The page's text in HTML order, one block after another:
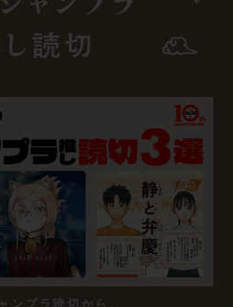
ンプラ読切から、